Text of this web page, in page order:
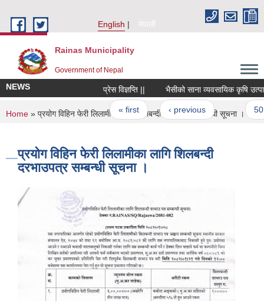
English
नेपाली
Rainas Municipality
Government of Nepal
NEWS प्रेस विज्ञप्ति || भैसीको साना व्यवसायिक कृषि
Pages
« first ‹ previous … 50
You are here
Home » प्रयोग विहिन फेरी लिलामीका लागि शिलबन्दी दरभाउपत्र सम्बन्धी सूचना ।
प्रयोग विहिन फेरी लिलामीका लागि शिलबन्दी
दरभाउपत्र सम्बन्धी सूचना ।